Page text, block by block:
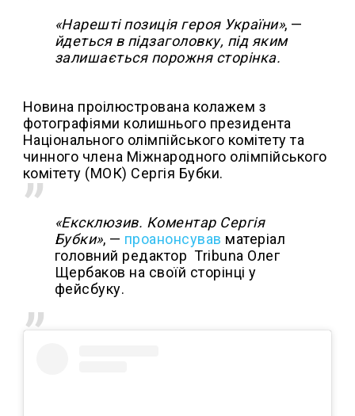
«Нарешті позиція героя України», —
йдеться в підзаголовку, під яким
залишається порожня сторінка.
Новина проілюстрована колажем з
фотографіями колишнього президента
Національного олімпійського комітету та
чинного члена Міжнародного олімпійського
комітету (МОК) Сергія Бубки.
«Ексклюзив. Коментар Сергія
Бубки», — проанонсував матеріал
головний редактор Tribuna Олег
Щербаков на своїй сторінці у
фейсбуку.